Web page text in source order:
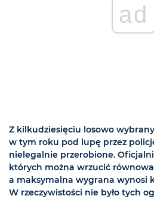
ad
Z kilkudziesięciu losowo
w tym roku pod lupę przez
nielegalnie przerobione.
których można wrzucić
a maksymalna wygrana wynosi
W rzeczywistości nie było tych